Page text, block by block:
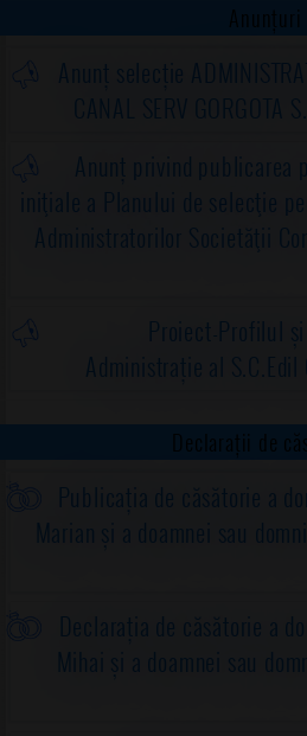
Anunțuri
Anunț selecție
CANAL SERV
Anunț privind publicarea
iniţiale a Planului de selecţie
Administratorilor Societăţii
Proiect-Profilul
Administrație al S.C.Edil
Declarații de
Publicația de căsătorie a
Marian și a doamnei sau
Declarația de căsătorie a
Mihai și a doamnei sau